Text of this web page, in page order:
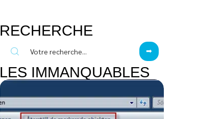
RECHERCHE
LES IMMANQUABLES